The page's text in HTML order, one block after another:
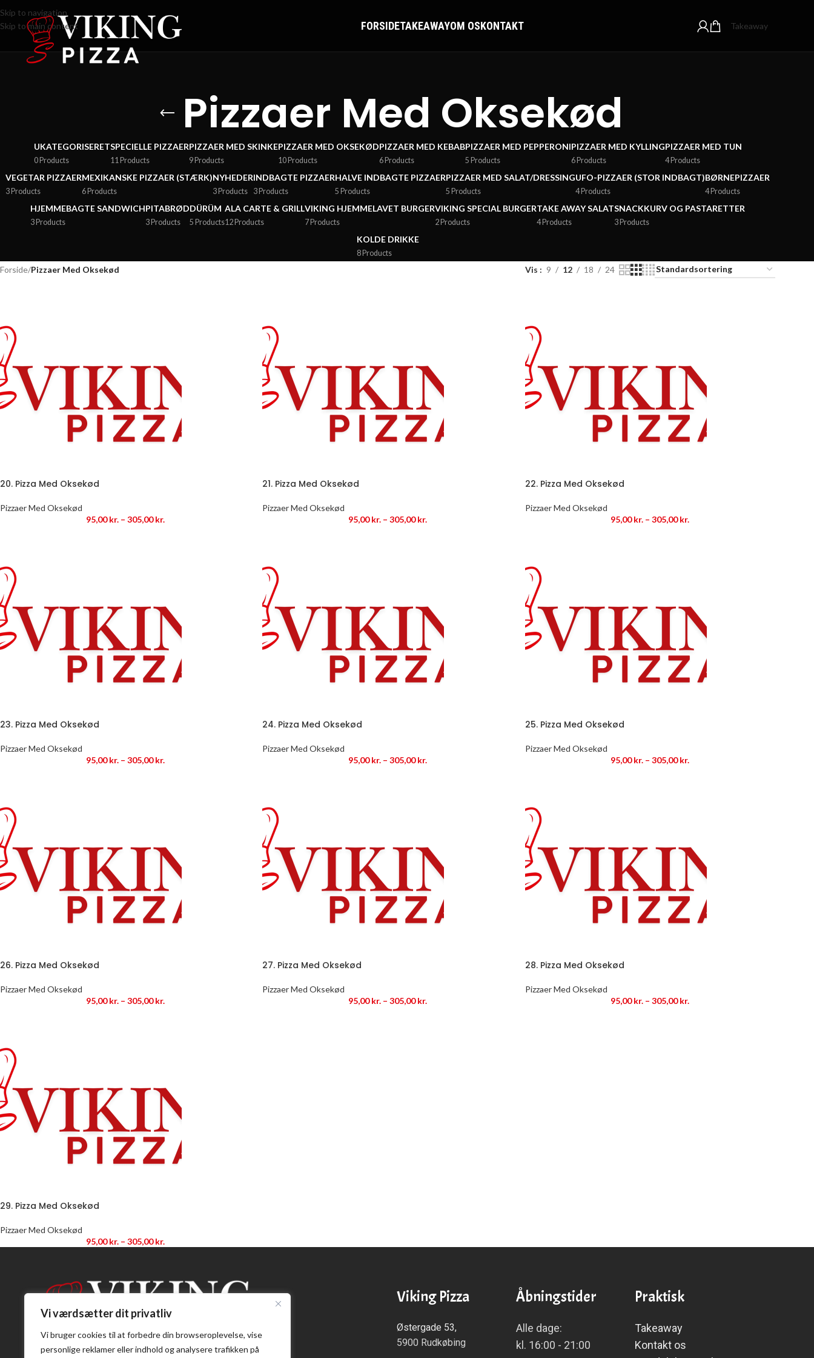
Vi værdsætter dit privatliv
Vi bruger cookies til at forbedre din browseroplevelse, vise
personlige reklamer eller indhold og analysere trafikken på
Skip to navigation
Skip to main content
FORSIDETAKEAWAYOM OSKONTAKT Takeaway
Pizzaer Med Oksekød
UKATEGORISERET
0 Products
SPECIELLE PIZZAER
11 Products
PIZZAER MED SKINKE
9 Products
PIZZAER MED OKSEKØD
10 Products
PIZZAER MED KEBAB
6 Products
PIZZAER MED PEPPERONI
5 Products
PIZZAER MED KYLLING
6 Products
PIZZAER MED TUN
4 Products
VEGETAR PIZZAER
3 Products
MEXIKANSKE PIZZAER (STÆRK)
6 Products
NYHEDER
3 Products
INDBAGTE PIZZAER
3 Products
HALVE INDBAGTE PIZZAER
5 Products
PIZZAER MED SALAT/DRESSING
5 Products
UFO-PIZZAER (STOR INDBAGT)
4 Products
BØRNEPIZZAER
4 Products
HJEMMEBAGTE SANDWICH
3 Products
PITABRØD
3 Products
DÜRÜM
5 Products
ALA CARTE & GRILL
12 Products
VIKING HJEMMELAVET BURGER
7 Products
VIKING SPECIAL BURGER
2 Products
TAKE AWAY SALAT
4 Products
SNACKKURV OG PASTARETTER
3 Products
KOLDE DRIKKE
8 Products
Forside/Pizzaer Med Oksekød Vis 9 12 18 24
20. Pizza Med Oksekød
Pizzaer Med Oksekød
95,00kr. – 305,00kr.
21. Pizza Med Oksekød
Pizzaer Med Oksekød
95,00kr. – 305,00kr.
22. Pizza Med Oksekød
Pizzaer Med Oksekød
95,00kr. – 305,00kr.
23. Pizza Med Oksekød
Pizzaer Med Oksekød
95,00kr. – 305,00kr.
24. Pizza Med Oksekød
Pizzaer Med Oksekød
95,00kr. – 305,00kr.
25. Pizza Med Oksekød
Pizzaer Med Oksekød
95,00kr. – 305,00kr.
26. Pizza Med Oksekød
Pizzaer Med Oksekød
95,00kr. – 305,00kr.
27. Pizza Med Oksekød
Pizzaer Med Oksekød
95,00kr. – 305,00kr.
28. Pizza Med Oksekød
Pizzaer Med Oksekød
95,00kr. – 305,00kr.
29. Pizza Med Oksekød
Pizzaer Med Oksekød
95,00kr. – 305,00kr.
Viking Pizza
Østergade 53,
5900 Rudkøbing
Åbningstider
Alle dage:
kl. 16:00 - 21:00
Praktisk
Takeaway
Kontakt os